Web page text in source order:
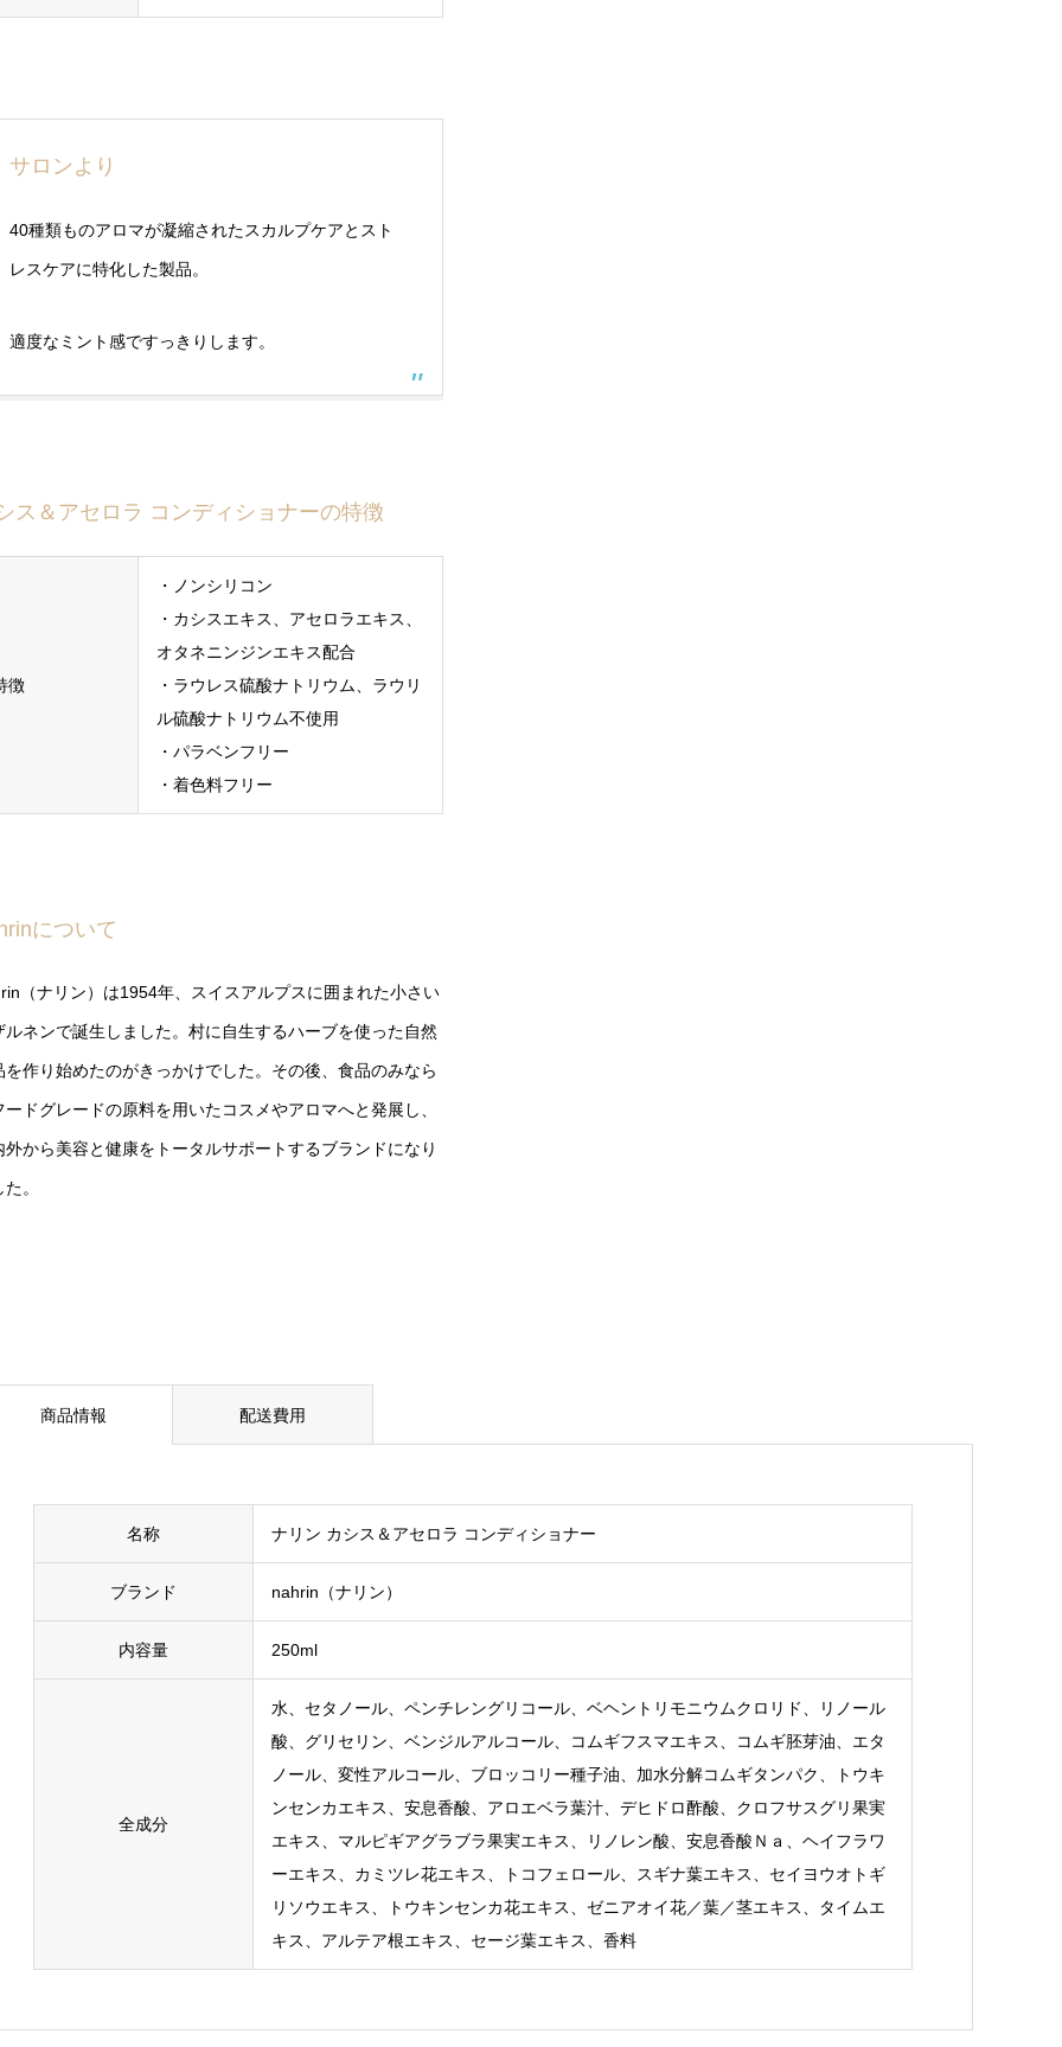
サロンより
40種類ものアロマが凝縮されたスカルプケアとスト
レスケアに特化した製品。
適度なミント感ですっきりします。
ス＆アセロラ コンディショナーの特徴
徴
・ノンシリコン
・カシスエキス、アセロラエキス、
オタネニンジンエキス配合
・ラウレス硫酸ナトリウム、ラウリ
ル硫酸ナトリウム不使用
・パラベンフリー
・着色料フリー
について
（ナリン）は1954年、スイスアルプスに囲まれた小さい
ルネンで誕生しました。村に自生するハーブを使った自然
を作り始めたのがきっかけでした。その後、食品のみなら
ードグレードの原料を用いたコスメやアロマへと発展し、
外から美容と健康をトータルサポートするブランドになり
。
商品情報 配送費用
名称 ナリン カシス＆アセロラ コンディショナー
ブランド nahrin（ナリン）
内容量 250ml
全成分
水、セタノール、ペンチレングリコール、ベヘントリモニウムクロリド、リノール
酸、グリセリン、ベンジルアルコール、コムギフスマエキス、コムギ胚芽油、エタ
ノール、変性アルコール、ブロッコリー種子油、加水分解コムギタンパク、トウキ
ンセンカエキス、安息香酸、アロエベラ葉汁、デヒドロ酢酸、クロフサスグリ果実
エキス、マルピギアグラブラ果実エキス、リノレン酸、安息香酸Ｎａ、ヘイフラワ
ーエキス、カミツレ花エキス、トコフェロール、スギナ葉エキス、セイヨウオトギ
リソウエキス、トウキンセンカ花エキス、ゼニアオイ花／葉／茎エキス、タイムエ
キス、アルテア根エキス、セージ葉エキス、香料